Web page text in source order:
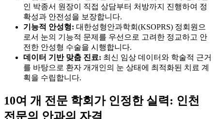
인 박종서 원장이 직접 상담부터 처방까지 진행하여 정
확성과 안전성을 보장합니다.
기능적 안성형: 대한성형안과학회(KSOPRS) 정회원으
로서 눈의 기능적 문제를 우선으로 고려한 정교하고 안
전한 안성형 수술을 시행합니다.
데이터 기반 맞춤 진료: 최신 임상 데이터와 학술적 근거
를 바탕으로 환자 개개인의 눈 상태에 최적화된 치료 계
획을 수립합니다.
10여 개 전문 학회가 인정한 실력: 인천
전문의 안과의 자격